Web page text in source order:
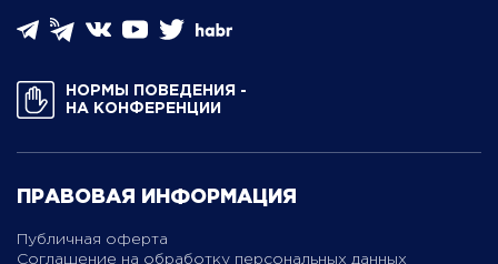
НОРМЫ ПОВЕДЕНИЯ ­
НА КОНФЕРЕНЦИИ
ПРАВОВАЯ ИНФОРМАЦИЯ
Публичная оферта
Соглашение на обработку персональных данных